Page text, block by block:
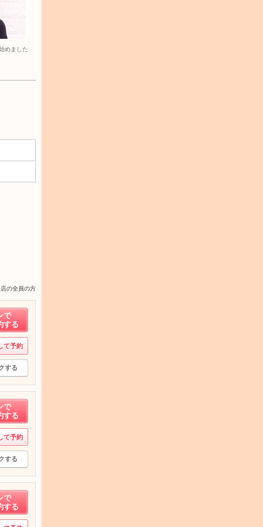
めました
の全員の方
で
する
て予約
する
で
する
て予約
する
で
する